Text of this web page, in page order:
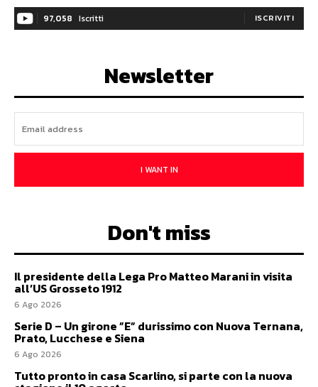
97,058 Iscritti ISCRIVITI
Newsletter
I WANT IN
Don't miss
Il presidente della Lega Pro Matteo Marani in visita
all’US Grosseto 1912
6 Ago 2026
Serie D – Un girone ”E” durissimo con Nuova Ternana,
Prato, Lucchese e Siena
6 Ago 2026
Tutto pronto in casa Scarlino, si parte con la nuova